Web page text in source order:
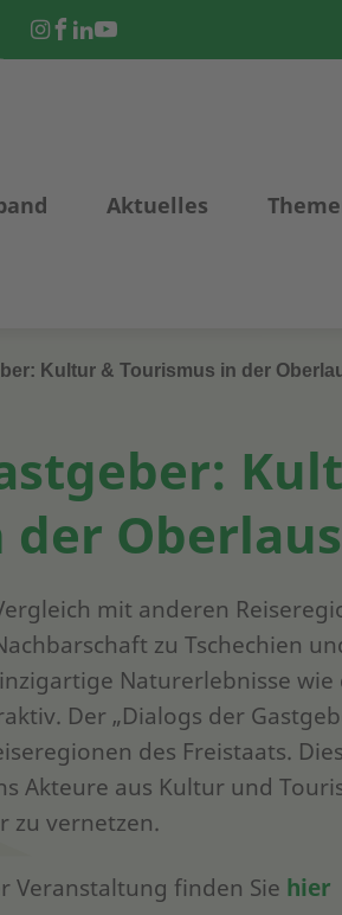
Aktuelles
Kultur & Tourismus in der
der
mit anderen
zu Tschechien
Naturerlebnisse wie
Der „Dialogs der
des Freistaats.
Akteure aus Kultur und
zu vernetzen.
Veranstaltung finden Sie hier